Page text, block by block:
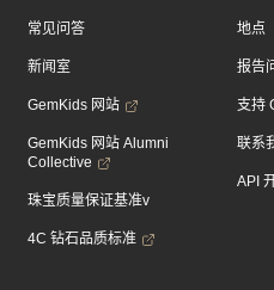
常见问答
新闻室
GemKids 网站
GemKids 网站 Alumni
Collective
珠宝质量保证基准v
4C 钻石品质标准
地点
报告
支持
联系
API